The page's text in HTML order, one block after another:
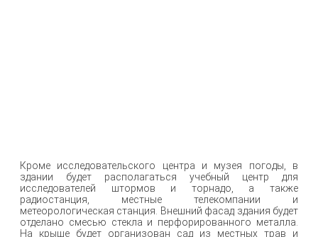
Кроме исследовательского центра и музея погоды, в
здании будет располагаться учебный центр для
исследователей штормов и торнадо, а также
радиостанция, местные телекомпании и
метеорологическая станция. Внешний фасад здания будет
отделано смесью стекла и перфорированного металла.
На крыше будет организован сад из местных трав и